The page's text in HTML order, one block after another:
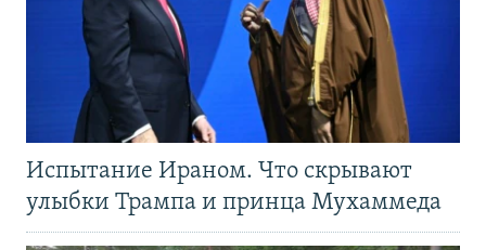
Испытание Ираном. Что скрывают
улыбки Трампа и принца Мухаммеда